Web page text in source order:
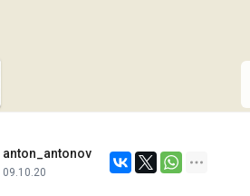
anton_antonov
09.10.20